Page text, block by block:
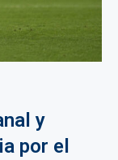
y
por el